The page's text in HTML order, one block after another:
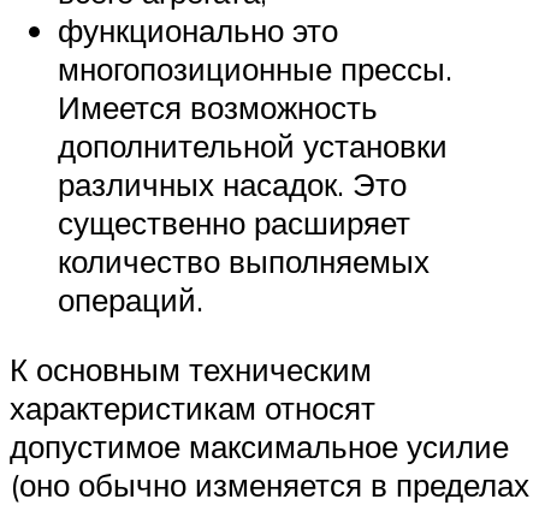
функционально это
многопозиционные прессы.
Имеется возможность
дополнительной установки
различных насадок. Это
существенно расширяет
количество выполняемых
операций.
К основным техническим
характеристикам относят
допустимое максимальное усилие
(оно обычно изменяется в пределах